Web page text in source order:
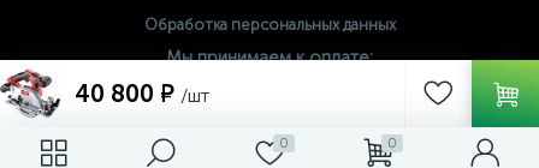
0 0
40 800 ₽ /шт
Обработка персональных данных
Мы принимаем к оплате: